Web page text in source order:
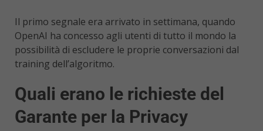
Il primo segnale era arrivato in settimana, quando
OpenAI ha concesso agli utenti di tutto il mondo la
possibilità di escludere le proprie conversazioni dal
training dell’algoritmo.
Quali erano le richieste del
Garante per la Privacy